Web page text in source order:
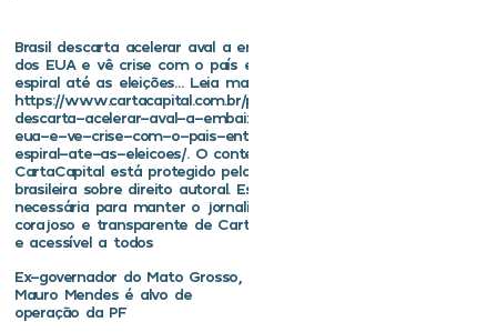
Brasil descarta acelerar aval a embaixador
dos EUA e vê crise com o país entrar em
espiral até as eleições… Leia mais em
https://www.cartacapital.com.br/politica/brasil-
descarta-acelerar-aval-a-embaixador-dos-
eua-e-ve-crise-com-o-pais-entrar-em-
espiral-ate-as-eleicoes/. O conteúdo de
CartaCapital está protegido pela legislação
brasileira sobre direito autoral. Essa defesa é
necessária para manter o jornalismo
corajoso e transparente de CartaCapital vivo
e acessível a todos
Ex-governador do Mato Grosso,
Mauro Mendes é alvo de
operação da PF